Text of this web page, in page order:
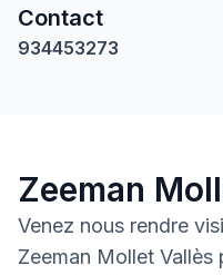
Contact
934453273
Zeeman
Venez nous rendre
Zeeman Mollet